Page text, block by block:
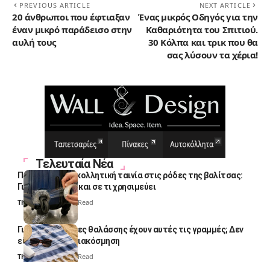
PREVIOUS ARTICLE
20 άνθρωποι που έφτιαξαν
έναν μικρό παράδεισο στην
αυλή τους
NEXT ARTICLE
Ένας μικρός Οδηγός για την
Καθαριότητα του Σπιτιού.
30 Κόλπα και τρικ που θα
σας λύσουν τα χέρια!
Τελευταία Νέα
Πολλοί βάζουν κολλητική ταινία στις ρόδες της βαλίτσας:
Γιατί το κάνουν και σε τι χρησιμεύει
Thali Ombre4 Min Read
Γιατί οι πετσέτες θαλάσσης έχουν αυτές τις γραμμές; Δεν
είναι μόνο για διακόσμηση
Thali Ombre5 Min Read